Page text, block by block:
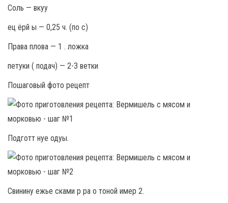
Соль — вкуу
ец ёрй ы — 0,25 ч. (по с)
Права плова — 1 . ложка
петуки ( подач) — 2-3 ветки
Пошаговый фото рецепт
Подготт нуе одуы.
Свинину ежье сками р ра о тоной имер 2.